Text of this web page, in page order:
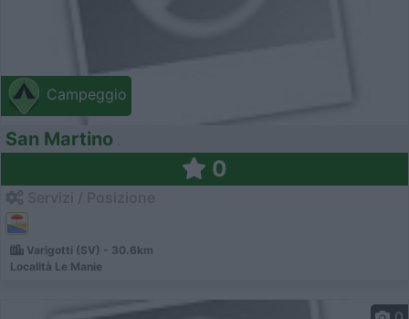
Campeggio
San Martino
0
Varigotti (SV) - 30.6km
Località Le Manie